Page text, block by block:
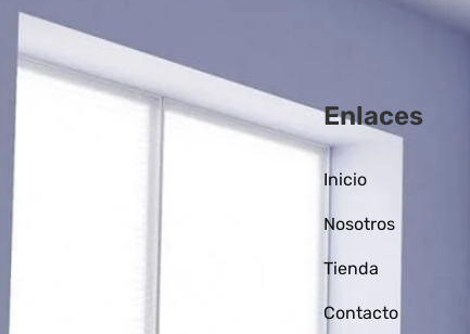
Enlaces
Inicio
Nosotros
Tienda
Contacto